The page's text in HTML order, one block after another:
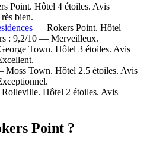
Point. Hôtel 4 étoiles. Avis
bien.
— Rokers Point. Hôtel
: 9,2/10 — Merveilleux.
Town. Hôtel 3 étoiles. Avis
Town. Hôtel 2.5 étoiles. Avis
Hôtel 2 étoiles. Avis
Point ?